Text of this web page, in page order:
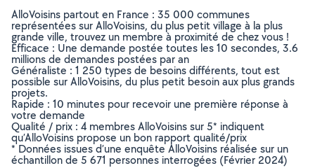
AlloVoisins partout en France : 35 000 communes
représentées sur AlloVoisins, du plus petit village à la plus
grande ville, trouvez un membre à proximité de chez vous !
Efficace : Une demande postée toutes les 10 secondes, 3.6
millions de demandes postées par an
Généraliste : 1 250 types de besoins différents, tout est
possible sur AlloVoisins, du plus petit besoin aux plus grands
projets.
Rapide : 10 minutes pour recevoir une première réponse à
votre demande
Qualité / prix : 4 membres AlloVoisins sur 5* indiquent
qu’AlloVoisins propose un bon rapport qualité/prix
* Données issues d’une enquête AlloVoisins réalisée sur un
échantillon de 5 671 personnes interrogées (Février 2024)